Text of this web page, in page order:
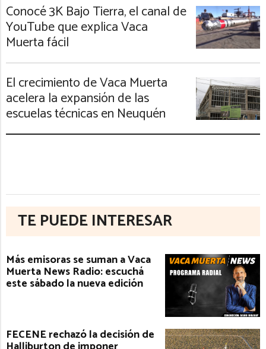
Conocé 3K Bajo Tierra, el canal de
YouTube que explica Vaca
Muerta fácil
El crecimiento de Vaca Muerta
acelera la expansión de las
escuelas técnicas en Neuquén
TE PUEDE INTERESAR
Más emisoras se suman a Vaca
Muerta News Radio: escuchá
este sábado la nueva edición
FECENE rechazó la decisión de